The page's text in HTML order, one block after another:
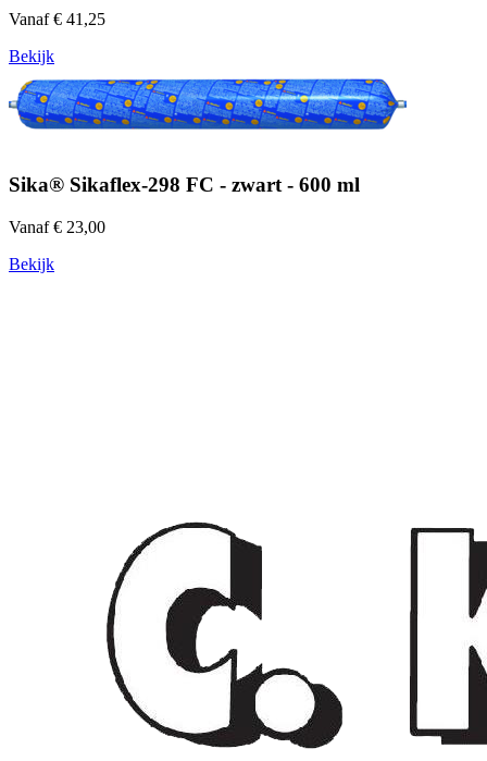
Vanaf € 41,25
Bekijk
Sika® Sikaflex-298 FC - zwart - 600 ml
Vanaf € 23,00
Bekijk